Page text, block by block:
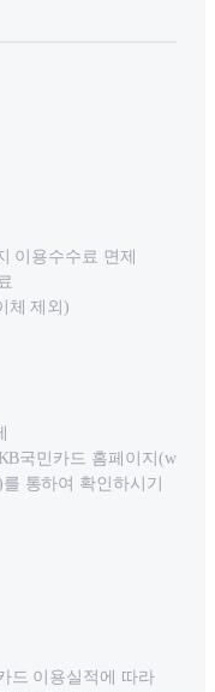
이용수수료 면제
체 제외)
국민카드 홈페이지(w
통하여 확인하시기
드 이용실적에 따라